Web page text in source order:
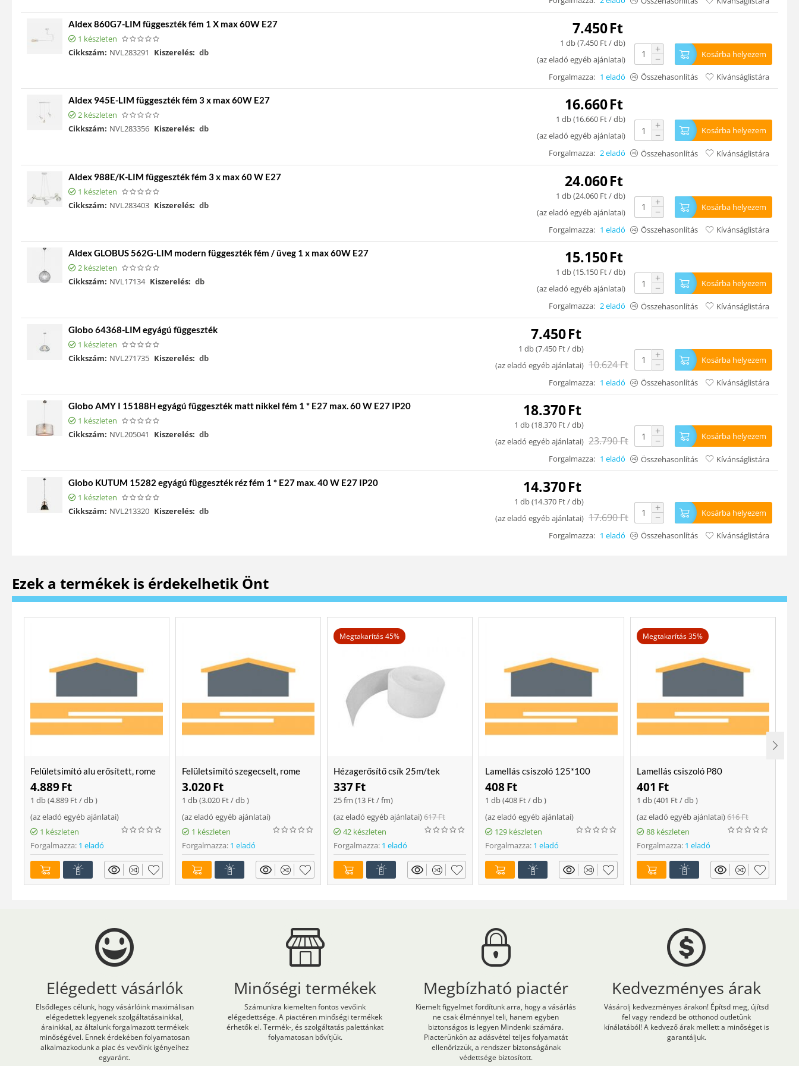
Aldex 860G7-LIM függeszték fém 1 X max 60W E27
1 készleten
Cikkszám: NVL283291 Kiszerelés: db
7.450Ft
1 db (7.450 Ft/ db)
(az eladó egyéb ajánlatai)
+
− Kosárba helyezem
Forgalmazza: 1 eladó Összehasonlítás Kívánságlistára
Aldex 945E-LIM függeszték fém 3 x max 60W E27
2 készleten
Cikkszám: NVL283356 Kiszerelés: db
16.660Ft
1 db (16.660 Ft/ db)
(az eladó egyéb ajánlatai)
+
− Kosárba helyezem
Forgalmazza: 2 eladó Összehasonlítás Kívánságlistára
Aldex 988E/K-LIM függeszték fém 3 x max 60 W E27
1 készleten
Cikkszám: NVL283403 Kiszerelés: db
24.060Ft
1 db (24.060 Ft/ db)
(az eladó egyéb ajánlatai)
+
− Kosárba helyezem
Forgalmazza: 1 eladó Összehasonlítás Kívánságlistára
Aldex GLOBUS 562G-LIM modern függeszték fém / üveg 1 x max 60W E27
2 készleten
Cikkszám: NVL17134 Kiszerelés: db
15.150Ft
1 db (15.150 Ft/ db)
(az eladó egyéb ajánlatai)
+
− Kosárba helyezem
Forgalmazza: 2 eladó Összehasonlítás Kívánságlistára
Globo 64368-LIM egyágú függeszték
1 készleten
Cikkszám: NVL271735 Kiszerelés: db
7.450Ft
1 db (7.450 Ft/ db)
(az eladó egyéb ajánlatai) 10.624Ft
+
− Kosárba helyezem
Forgalmazza: 1 eladó Összehasonlítás Kívánságlistára
Globo AMY I 15188H egyágú függeszték matt nikkel fém 1 * E27 max. 60 W E27 IP20
1 készleten
Cikkszám: NVL205041 Kiszerelés: db
18.370Ft
1 db (18.370 Ft/ db)
(az eladó egyéb ajánlatai) 23.790Ft
+
− Kosárba helyezem
Forgalmazza: 1 eladó Összehasonlítás Kívánságlistára
Globo KUTUM 15282 egyágú függeszték réz fém 1 * E27 max. 40 W E27 IP20
1 készleten
Cikkszám: NVL213320 Kiszerelés: db
14.370Ft
1 db (14.370 Ft/ db)
(az eladó egyéb ajánlatai) 17.690Ft
+
− Kosárba helyezem
Forgalmazza: 1 eladó Összehasonlítás Kívánságlistára
Ezek a termékek is érdekelhetik Önt
Felületsimító alu erősített, rome
400 mm Soft
4.889Ft
1 db (4.889 Ft/ db )
(az eladó egyéb ajánlatai)
1 készleten
Forgalmazza: 1 eladó
Felületsimító szegecselt, rome
400mm
3.020Ft
1 db (3.020 Ft/ db )
(az eladó egyéb ajánlatai)
1 készleten
Forgalmazza: 1 eladó
Megtakarítás 45%
Hézagerősítő csík 25m/tek
337Ft
25 fm (13 Ft/ fm)
(az eladó egyéb ajánlatai)617Ft
42 készleten
Forgalmazza: 1 eladó
Lamellás csiszoló 125*100
408Ft
1 db (408 Ft/ db )
(az eladó egyéb ajánlatai)
129 készleten
Forgalmazza: 1 eladó
Megtakarítás 35%
Lamellás csiszoló P80
401 Ft
1 db (401 Ft/ db )
(az eladó egyéb ajánlatai)616Ft
88 készleten
Forgalmazza: 1 eladó
Elégedett vásárlók
Elsődleges célunk, hogy vásárlóink maximálisan
elégedettek legyenek szolgáltatásainkkal,
árainkkal, az általunk forgalmazott termékek
minőségével. Ennek érdekében folyamatosan
alkalmazkodunk a piac és vevőink igényeihez
egyaránt.
Minőségi termékek
Számunkra kiemelten fontos vevőink
elégedettsége. A piactéren minőségi termékek
érhetők el. Termék-, és szolgáltatás palettánkat
folyamatosan bővítjük.
Megbízható piactér
Kiemelt figyelmet fordítunk arra, hogy a vásárlás
ne csak élménnyel teli, hanem egyben
biztonságos is legyen Mindenki számára.
Piacterünkön az adásvétel teljes folyamatát
ellenőrizzük, a rendszer biztonságának
védettsége biztosított.
Kedvezményes árak
Vásárolj kedvezményes árakon! Építsd meg, újítsd
fel vagy rendezd be otthonod outletünk
kínálatából! A kedvező árak mellett a minőséget is
garantáljuk.